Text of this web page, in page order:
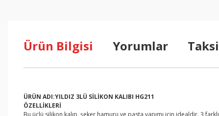
Ürün Bilgisi Yorumlar
ÜRÜN ADI:YILDIZ 3LÜ SİLİKON KALIBI HG211
ÖZELLİKLERİ
Bu üçlü silikon kalıp, şeker hamuru ve pasta yapımı için idealdir. 3